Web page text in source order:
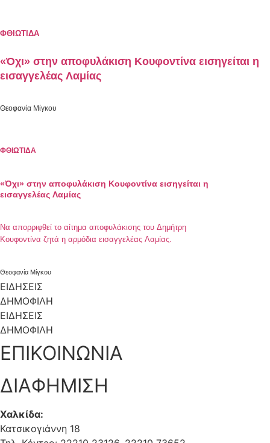
ΦΘΙΩΤΙΔΑ
«Όχι» στην αποφυλάκιση Κουφοντίνα εισηγείται η
εισαγγελέας Λαμίας
Θεοφανία Μίγκου
ΦΘΙΩΤΙΔΑ
«Όχι» στην αποφυλάκιση Κουφοντίνα εισηγείται η
εισαγγελέας Λαμίας
Να απορριφθεί το αίτημα αποφυλάκισης του Δημήτρη
Κουφοντίνα ζητά η αρμόδια εισαγγελέας Λαμίας.
Θεοφανία Μίγκου
ΕΙΔΗΣΕΙΣ
ΔΗΜΟΦΙΛΗ
ΕΙΔΗΣΕΙΣ
ΔΗΜΟΦΙΛΗ
ΕΠΙΚΟΙΝΩΝΙΑ
ΔΙΑΦΗΜΙΣΗ
Χαλκίδα:
Κατσικογιάννη 18